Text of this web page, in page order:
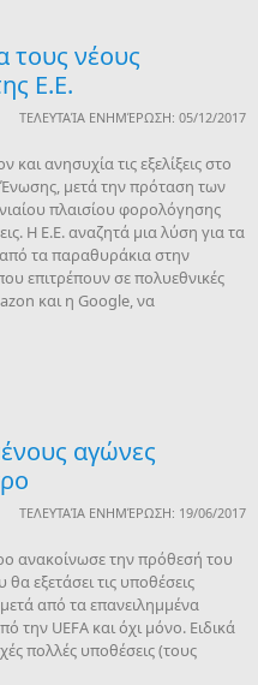
τους νέους
Ε.Ε.
ΤΕΛΕΥΤΑΊΑ ΕΝΗΜΈΡΩΣΗ: 05/12/2017
ανησυχία τις εξελίξεις στο
μετά την πρόταση των
πλαισίου φορολόγησης
Η Ε.Ε. αναζητά μια λύση για τα
τα παραθυράκια στην
επιτρέπουν σε πολυεθνικές
και η Google, να
αγώνες
ΤΕΛΕΥΤΑΊΑ ΕΝΗΜΈΡΩΣΗ: 19/06/2017
ανακοίνωσε την πρόθεσή του
εξετάσει τις υποθέσεις
από τα επανειλημμένα
την UEFA και όχι μόνο. Ειδικά
πολλές υποθέσεις (τους